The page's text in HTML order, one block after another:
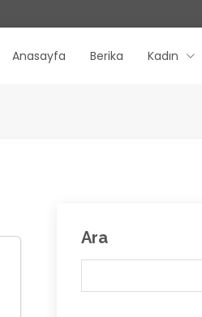
Anasayfa Berika Kadın
Ara